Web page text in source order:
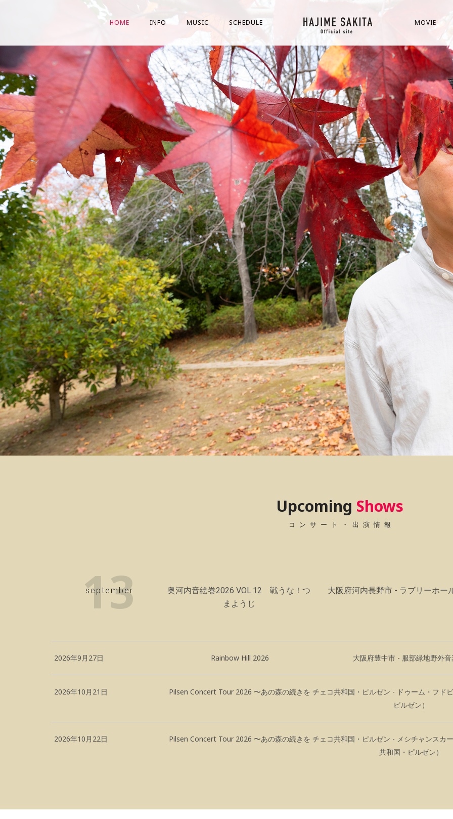
HOME INFO MUSIC SCHEDULE MOVIE
Upcoming Shows
コンサート・出演情報
13
september
奥河内音絵巻2026 VOL.12 戦うな！つ
まようじ
大阪府河内長野市 - ラブリーホ
2026年9月27日 Rainbow Hill 2026 大阪府豊中市 - 服部緑地野外
2026年10月21日 Pilsen Concert Tour 2026 〜あの森の続きを チェコ共和国・ピルゼン - ドゥーム・フド
ピルゼン）
2026年10月22日 Pilsen Concert Tour 2026 〜あの森の続きを チェコ共和国・ピルゼン - メシチャンスカ
共和国・ピルゼン）